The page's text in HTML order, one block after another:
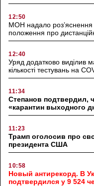
12:50
МОН надало роз’яснення
положення про
12:40
Уряд додатково виділив
кількості тестувань на
11:34
Степанов подтвердил,
«карантин выходного
11:23
Трамп оголосив про
президента США
10:58
Новый антирекорд. В
подтвердился у 9 524